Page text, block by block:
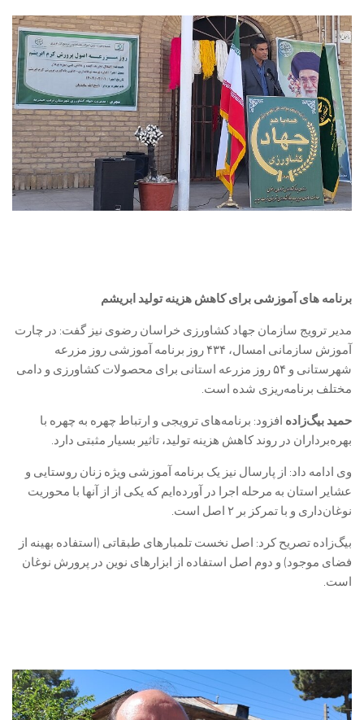
برنامه های آموزشی برای کاهش هزینه تولید ابریشم
مدیر ترویج سازمان جهاد کشاورزی خراسان رضوی نیز گفت: در چارت
آموزش سازمانی امسال، ۴۳۴ روز برنامه آموزشی روز مزرعه
شهرستانی و ۵۴ روز مزرعه استانی برای محصولات کشاورزی و دامی
مختلف برنامه‌ریزی شده‌ است.
حمید بیگ‌زاده افزود: برنامه‌های ترویجی و ارتباط چهره به چهره با
بهره‌برداران در روند کاهش هزینه تولید، تاثیر بسیار مثبتی دارد.
وی ادامه داد: از پارسال نیز یک برنامه آموزشی ویژه زنان روستایی و
عشایر استان به مرحله اجرا در آورده‌ایم که یکی از از آنها با محوریت
نوغان‌داری و با تمرکز بر ۲ اصل است.
بیگ‌زاده تصریح کرد: اصل نخست تلمبارهای طبقاتی (استفاده بهینه از
فضای موجود) و دوم اصل استفاده از ابزارهای نوین در پرورش نوغان
است.